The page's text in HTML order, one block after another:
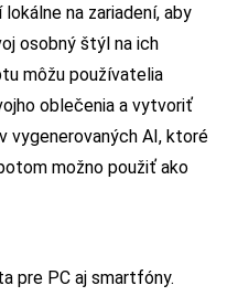
na zariadení, aby
osobný štýl na ich
môžu používatelia
oblečenia a vytvoriť
vygenerovaných AI, ktoré
možno použiť ako
pre PC aj smartfóny.